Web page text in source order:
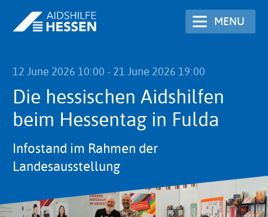
MENU
12 June 2026 10:00 - 21 June 2026 19:00
Die hessischen Aidshilfen
beim Hessentag in Fulda
Infostand im Rahmen der
Landesausstellung